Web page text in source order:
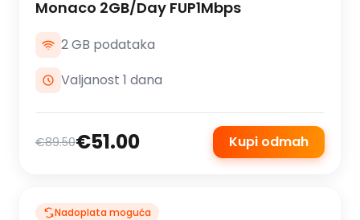
Monaco 2GB/Day FUP1Mbps
2 GB podataka
Valjanost 1 dana
€89.50€51.00 Kupi odmah
Nadoplata moguća